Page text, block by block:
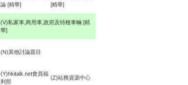
論 [精華]
[精華]
(V)私家車,商用車,政府及特種車輛 [精
華]
(N)其他討論題目
(Y)hkitalk.net會員福
利部
(Z)站務資源中心